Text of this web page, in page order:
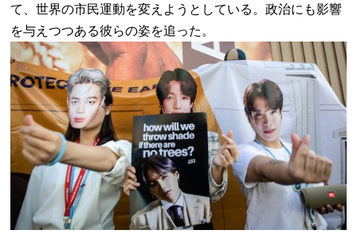
て、世界の市民運動を変えようとしている。政治にも影響
を与えつつある彼らの姿を追った。